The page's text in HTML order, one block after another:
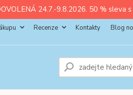
24.7.-9.8.2026. 50 % sleva
Recenze Kontakty Blog